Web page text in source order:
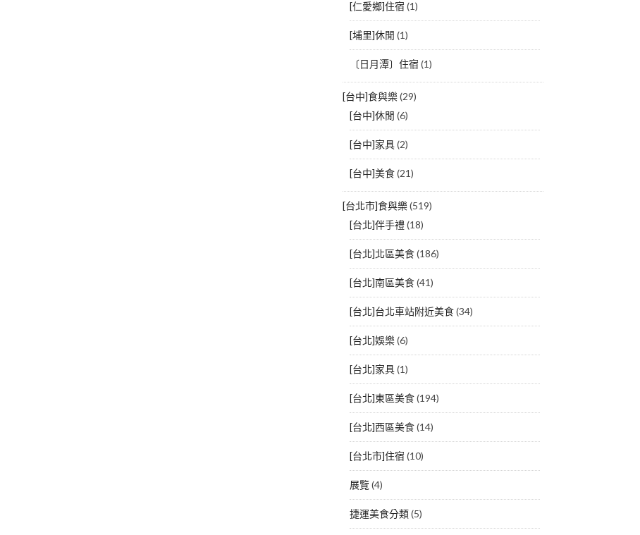
[仁愛鄉]住宿 (1)
[埔里]休閒 (1)
〔日月潭〕住宿 (1)
[台中]食與樂(29)
[台中]休閒 (6)
[台中]家具(2)
[台中]美食(21)
[台北市]食與樂(519)
[台北]伴手禮(18)
[台北]北區美食(186)
[台北]南區美食(41)
[台北]台北車站附近美食(34)
[台北]娛樂(6)
[台北]家具(1)
[台北]東區美食(194)
[台北]西區美食(14)
[台北市]住宿 (10)
展覽(4)
捷運美食分類(5)